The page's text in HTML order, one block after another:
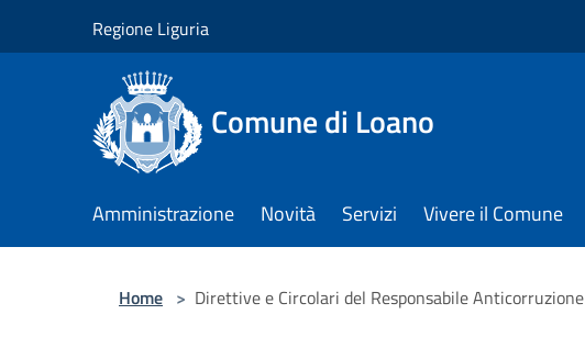
Regione Liguria
Comune di Loano
Amministrazione Novità Servizi Vivere il Comune
Home > Direttive e Circolari del Responsabile Anticorruzione